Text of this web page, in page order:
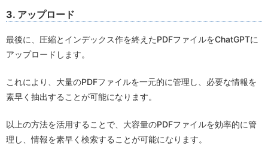
3. アップロード
最後に、圧縮とインデックス作を終えたPDFファイルをChatGPTに
アップロードします。
これにより、大量のPDFファイルを一元的に管理し、必要な情報を
素早く抽出することが可能になります。
以上の方法を活用することで、大容量のPDFファイルを効率的に管
理し、情報を素早く検索することが可能になります。